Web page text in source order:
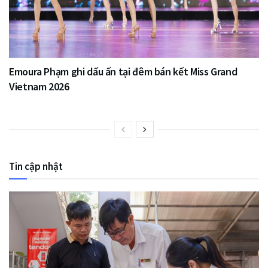
Emoura Phạm ghi dấu ấn tại đêm bán kết Miss Grand
Vietnam 2026
Tin cập nhật